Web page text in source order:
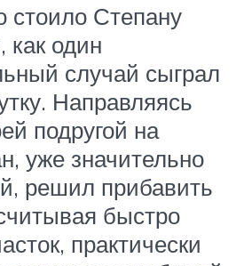
стоило Степану
как один
случай сыграл
Направляясь
подругой на
уже значительно
решил прибавить
быстро
практически